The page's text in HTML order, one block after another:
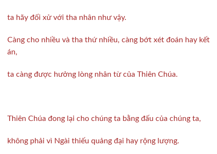
ta hãy đối xử với tha nhân như vậy.
Càng cho nhiều và tha thứ nhiều, càng bớt xét đoán hay kết
án,
ta càng được hưởng lòng nhân từ của Thiên Chúa.
Thiên Chúa đong lại cho chúng ta bằng đấu của chúng ta,
không phải vì Ngài thiếu quảng đại hay rộng lượng.